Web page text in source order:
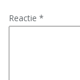
Reactie *